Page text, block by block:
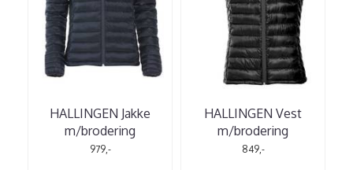
HALLINGEN Jakke
m/brodering
979,-
HALLINGEN Vest
m/brodering
849,-